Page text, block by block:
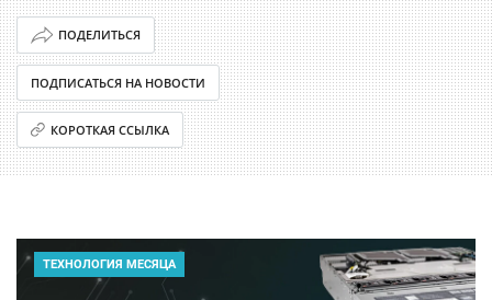
ПОДЕЛИТЬСЯ
ПОДПИСАТЬСЯ НА НОВОСТИ
КОРОТКАЯ ССЫЛКА
ТЕХНОЛОГИЯ МЕСЯЦА